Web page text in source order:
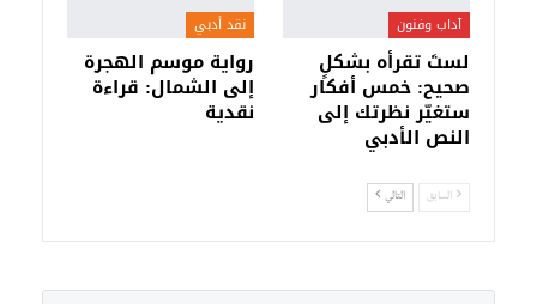
آداب وفنون
لستَ تقرأه بشكلٍ
صحيح: خمس أفكار
ستغيّر نظرتك إلى
النص الأدبي
نقد أدبي
رواية موسم الهجرة
إلى الشمال: قراءة
نقدية
السابق التالي